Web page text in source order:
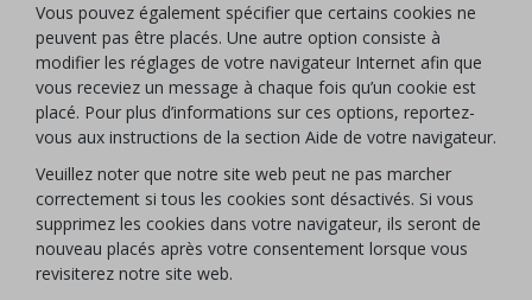
Vous pouvez également spécifier que certains cookies ne
peuvent pas être placés. Une autre option consiste à
modifier les réglages de votre navigateur Internet afin que
vous receviez un message à chaque fois qu’un cookie est
placé. Pour plus d’informations sur ces options, reportez-
vous aux instructions de la section Aide de votre navigateur.
Veuillez noter que notre site web peut ne pas marcher
correctement si tous les cookies sont désactivés. Si vous
supprimez les cookies dans votre navigateur, ils seront de
nouveau placés après votre consentement lorsque vous
revisiterez notre site web.